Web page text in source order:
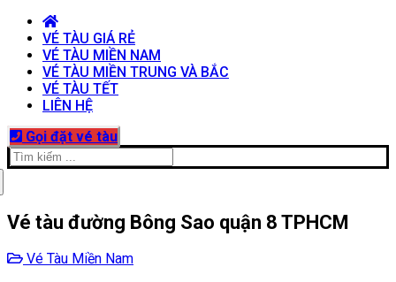
VÉ TÀU GIÁ RẺ
VÉ TÀU MIỀN NAM
VÉ TÀU MIỀN TRUNG VÀ BẮC
VÉ TÀU TẾT
LIÊN HỆ
Gọi đặt vé tàu
Tìm
kiếm
Vé tàu đường Bông Sao quận 8 TPHCM
Vé Tàu Miền Nam